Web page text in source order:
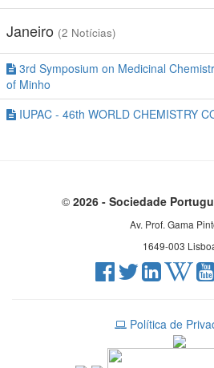
Janeiro (2 Notícias)
3rd Symposium on Medicinal
of Minho
IUPAC - 46th WORLD CHEMISTRY
© 2026 - Sociedade
Av. Prof. Gama
1649-003
Política de